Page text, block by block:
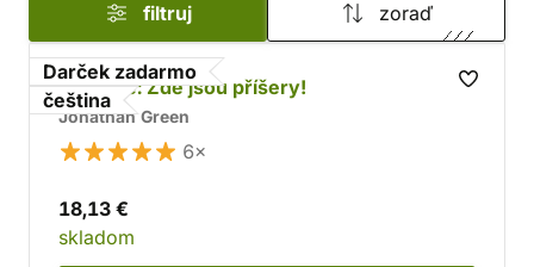
naprieč všetkými generáciami, sú mimoriadne
čitateľné a neboja sa ani nových netradičných tém.
filtruj zoraď
Darček zadarmo
čeština
Nezemě: Zde jsou příšery!
Jonathan Green
6×
18,13 €
skladom